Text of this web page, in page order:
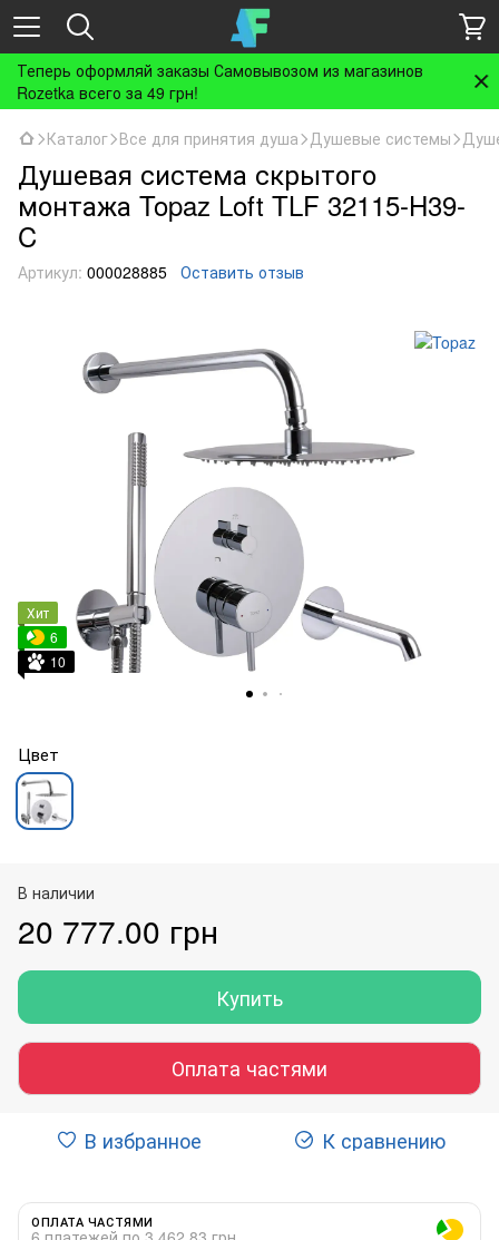
Теперь оформляй заказы Самовывозом из магазинов
Rozetka всего за 49 грн!
Каталог Все для принятия душа Душевые системы
Душевая система скрытого
монтажа Topaz Loft TLF 32115-H39-
C
Артикул: 000028885 Оставить отзыв
Хит
6
10
Цвет
В наличии
20 777.00 грн
Купить
Оплата частями
В избранное К сравнению
ОПЛАТА ЧАСТЯМИ